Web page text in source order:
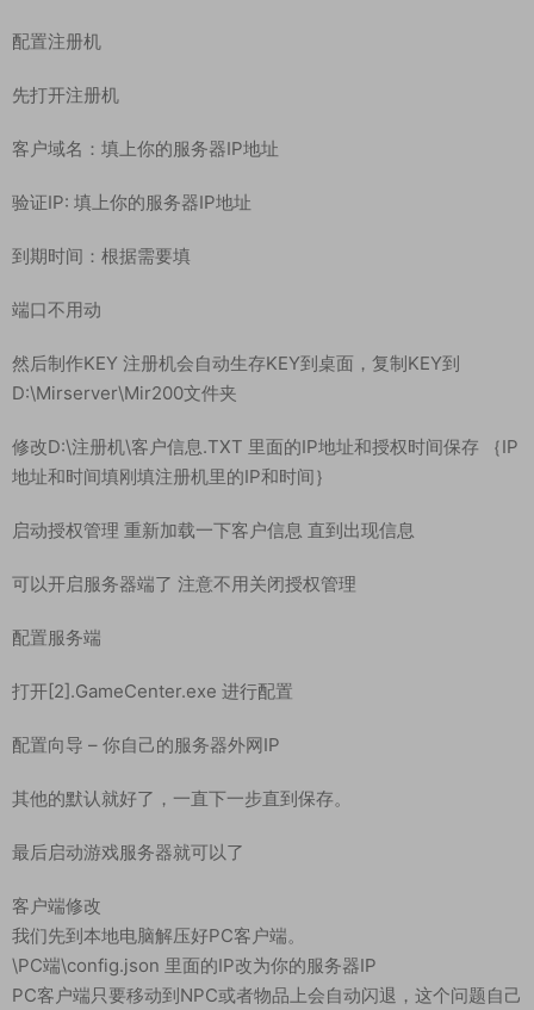
配置注册机
先打开注册机
客户域名：填上你的服务器IP地址
验证IP: 填上你的服务器IP地址
到期时间：根据需要填
端口不用动
然后制作KEY 注册机会自动生存KEY到桌面，复制KEY到
D:\Mirserver\Mir200文件夹
修改D:\注册机\客户信息.TXT 里面的IP地址和授权时间保存 ｛IP
地址和时间填刚填注册机里的IP和时间｝
启动授权管理 重新加载一下客户信息 直到出现信息
可以开启服务器端了 注意不用关闭授权管理
配置服务端
打开[2].GameCenter.exe 进行配置
配置向导 – 你自己的服务器外网IP
其他的默认就好了，一直下一步直到保存。
最后启动游戏服务器就可以了
客户端修改
我们先到本地电脑解压好PC客户端。
\PC端\config.json 里面的IP改为你的服务器IP
PC客户端只要移动到NPC或者物品上会自动闪退，这个问题自己